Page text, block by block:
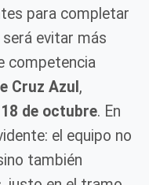
para completar
evitar más
competencia
Cruz Azul ,
de octubre. En
el equipo no
también